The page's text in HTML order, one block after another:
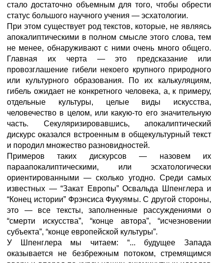
стало достаточно объемным для того, чтобы обрести
статус большого научного учения — эсхатологии.
При этом существует род текстов, которые, не являясь
апокалиптическими в полном смысле этого слова, тем
не менее, обнаруживают с ними очень много общего.
Главная их черта — это предсказание или
провозглашение гибели некоего крупного природного
или культурного образования. По их калькуляциям,
гибель ожидает не конкретного человека, а, к примеру,
отдельные культуры, целые виды искусства,
человечество в целом, или какую-то его значительную
часть. Секуляризировавшись, апокалиптический
дискурс оказался встроенным в общекультурный текст
и породил множество разновидностей.
Примеров таких дискурсов — назовем их
параапокалиптическими, или эсхатологически
ориентированными — сколько угодно. Среди самых
известных — “Закат Европы” Освальда Шпенглера и
“Конец истории” Фрэнсиса Фукуямы. С другой стороны,
это — все тексты, заполненные рассуждениями о
“смерти искусства”, “конце автора”, “исчезновении
субъекта”, “конце европейской культуры”.
У Шпенглера мы читаем: “... будущее Запада
оказывается не безбрежным потоком, стремящимся